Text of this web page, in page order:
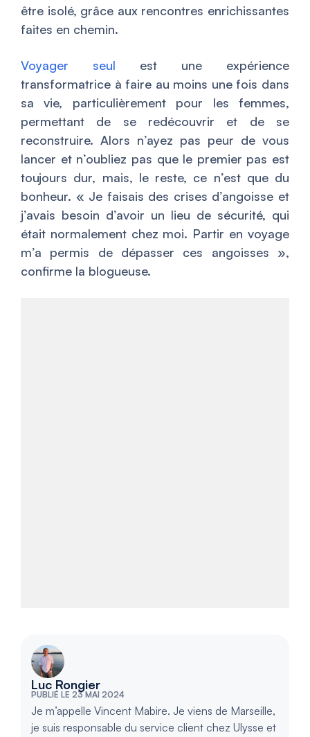
être isolé, grâce aux rencontres enrichissantes
faites en chemin.
Voyager seul est une expérience
transformatrice à faire au moins une fois dans
sa vie, particulièrement pour les femmes,
permettant de se redécouvrir et de se
reconstruire. Alors n’ayez pas peur de vous
lancer et n’oubliez pas que le premier pas est
toujours dur, mais, le reste, ce n’est que du
bonheur. « Je faisais des crises d’angoisse et
j’avais besoin d’avoir un lieu de sécurité, qui
était normalement chez moi. Partir en voyage
m’a permis de dépasser ces angoisses »,
confirme la blogueuse.
Luc Rongier
PUBLIÉ LE 23 MAI 2024
Je m’appelle Vincent Mabire. Je viens de Marseille,
je suis responsable du service client chez Ulysse et